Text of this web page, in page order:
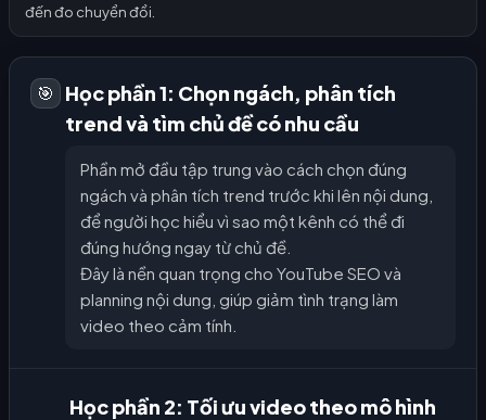
đến đo chuyển đổi.
🎯
Học phần 1: Chọn ngách, phân tích
trend và tìm chủ đề có nhu cầu
Phần mở đầu tập trung vào cách chọn đúng
ngách và phân tích trend trước khi lên nội dung,
để người học hiểu vì sao một kênh có thể đi
đúng hướng ngay từ chủ đề.
Đây là nền quan trọng cho YouTube SEO và
planning nội dung, giúp giảm tình trạng làm
video theo cảm tính.
Học phần 2: Tối ưu video theo mô hình